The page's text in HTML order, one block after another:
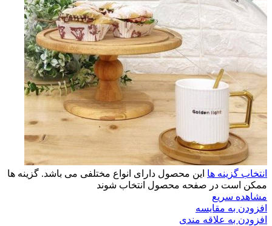
انتخاب گزینه ها این محصول دارای انواع مختلفی می باشد. گزینه ها
ممکن است در صفحه محصول انتخاب شوند
مشاهده سریع
افزودن به مقایسه
افزودن به علاقه مندی